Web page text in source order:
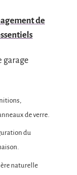
de
garage
de verre.
du
naturelle